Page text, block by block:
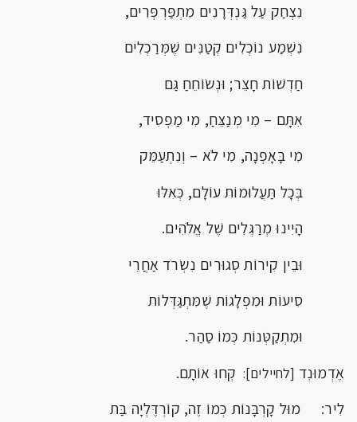
נִצְחַק עַל גַּנְדְּרָנִים מִתְפַּרְפְּרִים,
נִשְׁמַע נוֹכְלִים קְטַנִּים שֶׁמְּרַכְלִים
חַדְשׁוֹת חָצֵר; וּנְשׂוֹחֵחַ גַּם
אִתָּם – מִי מְנַצֵּחַ, מִי מַפְסִיד,
מִי בָּאָפְנָה, מִי לֹא – וְנִתְעַמֵּק
בְּכָל תַּעֲלוּמוֹת עוֹלָם, כְּאִלּוּ
הָיִינוּ מְרַגְּלִים שֶׁל אֱלֹהִים.
וּבֵין קִירוֹת סְגוּרִים נִשְׂרֹד אַחֲרֵי
סִיעוֹת וּמִפְלָגוֹת שֶׁמִּתְגַּדְּלוֹת
וּמִתְקַטְּנוֹת כְּמוֹ סַהַר.
אֶדְמוּנְד [לחיילים]: קְחוּ אוֹתָם.
לִיר: מוּל קָרְבָּנוֹת כְּמוֹ זֶה, קוֹרְדֶּלְיָה בַּת